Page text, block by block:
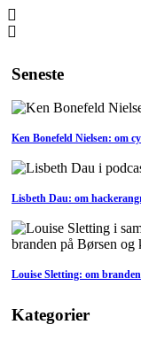
Seneste
Ken Bonefeld Nielsen: om
Lisbeth Dau: om
Louise Sletting: om
Kategorier